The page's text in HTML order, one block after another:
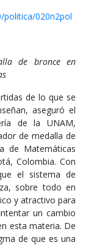
020n2pol
de bronce en
de lo que se
aseguró el
de la UNAM,
de medalla de
de Matemáticas
Colombia. Con
el sistema de
sobre todo en
y atractivo para
un cambio
esta materia. De
de que es una